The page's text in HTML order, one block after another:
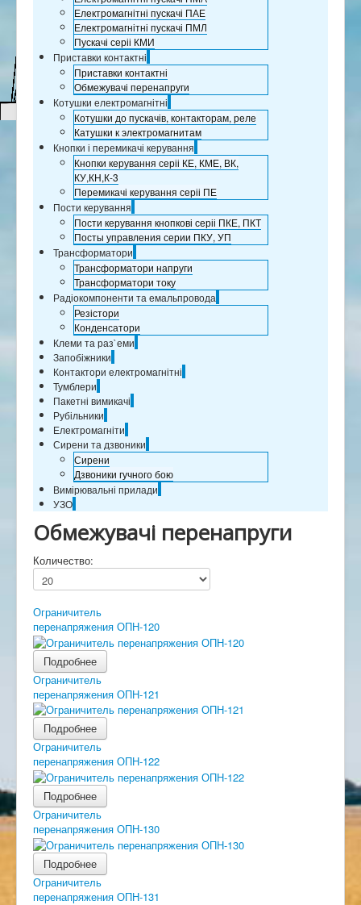
Електромагнітні пускачі ПАЕ
Електромагнітні пускачі ПМЛ
Пускачі серіі КМИ
Приставки контактні
Приставки контактні
Обмежувачі перенапруги
Котушки електромагнітні
Котушки до пускачів, контакторам, реле
Катушки к электромагнитам
Кнопки і перемикачі керування
Кнопки керування серіі КЕ, КМЕ, ВК,
КУ,КН,К-3
Перемикачі керування серіі ПЕ
Пости керування
Пости керування кнопкові серіі ПКЕ, ПКТ
Посты управления серии ПКУ, УП
Трансформатори
Трансформатори напруги
Трансформатори току
Радіокомпоненти та емальпровода
Резістори
Конденсатори
Клеми та раз`еми
Запобіжники
Контактори електромагнітні
Тумблери
Пакетні вимикачі
Рубільники
Електромагніти
Сирени та дзвоники
Сирени
Дзвоники гучного бою
Вимірювальні прилади
УЗО
Обмежувачі перенапруги
Количество:
Ограничитель
перенапряжения ОПН-120
Подробнее
Ограничитель
перенапряжения ОПН-121
Подробнее
Ограничитель
перенапряжения ОПН-122
Подробнее
Ограничитель
перенапряжения ОПН-130
Подробнее
Ограничитель
перенапряжения ОПН-131